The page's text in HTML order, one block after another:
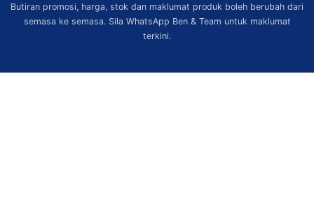
Butiran promosi, harga, stok dan maklumat produk boleh berubah dari
semasa ke semasa. Sila WhatsApp Ben & Team untuk maklumat
terkini.